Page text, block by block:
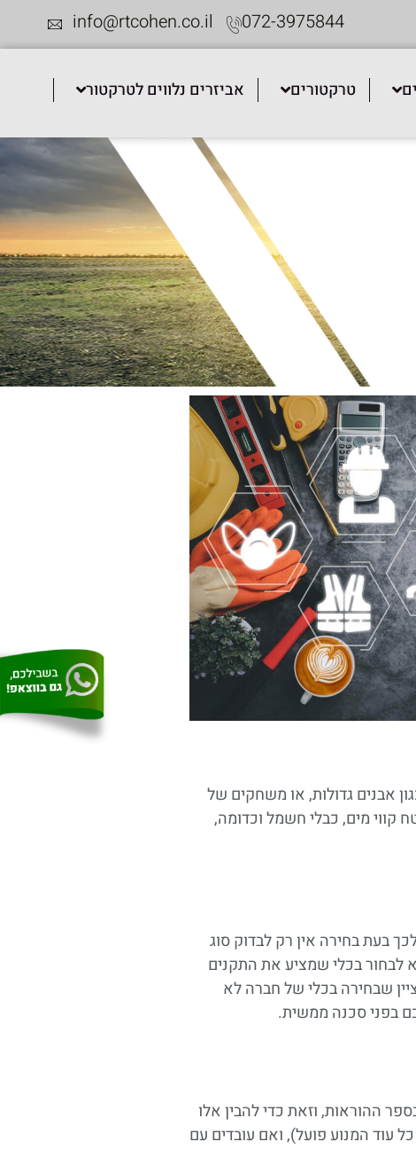
072-3975844
info@rtcohen.co.il
טרקטורים
אביזרים נלווים לטרקטור
אבנים גדולות, או משחקים של
קווי מים, כבלי חשמל וכדומה,
בעת בחירה אין רק לבדוק סוג
לבחור בכלי שמציע את התקנים
לדעת להציע בידוד כפול. עוד נציין שבחירה בכלי של חברה לא
בפני סכנה ממשית.
ההוראות, וזאת כדי להבין אלו
עוד המנוע פועל), ואם עובדים עם